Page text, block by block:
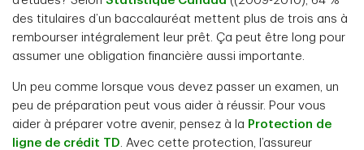
des titulaires d’un baccalauréat mettent plus de trois ans à
rembourser intégralement leur prêt. Ça peut être long pour
assumer une obligation financière aussi importante.
Un peu comme lorsque vous devez passer un examen, un
peu de préparation peut vous aider à réussir. Pour vous
aider à préparer votre avenir, pensez à la Protection de
ligne de crédit TD. Avec cette protection, l’assureur